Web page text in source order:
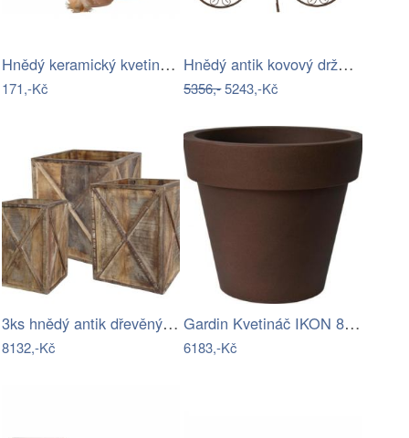
Hnědý keramický kvetináč s peříčky-malý…
171,-Kč
Hnědý antik kovový držák na květiny…
5356,-5243,-Kč
3ks hnědý antik dřevěný box / obal na…
8132,-Kč
Gardin Kvetináč IKON 80 - Rust E5 Mdum
6183,-Kč